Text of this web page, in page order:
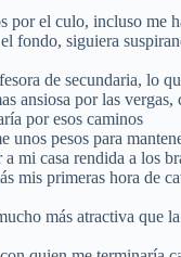
por el culo, incluso me
fondo, siguiera
de secundaria, lo
ansiosa por las
por esos caminos
unos pesos para
mi casa rendida a los
mis primeras hora de
más atractiva que